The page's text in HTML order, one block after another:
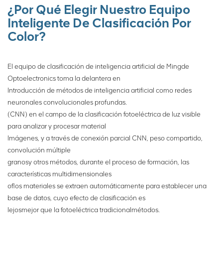
la historia del uso del tipo
tolva para clasificar arena
en nuestro país, y está
destinado a promover el
procesamiento de
minerales de nuestro país.
¿Por Qué Elegir Nuestro Equipo
Inteligente De Clasificación Por
Color?
El equipo de clasificación de inteligencia artificial de Mingde
Optoelectronics toma la delantera en
Introducción de métodos de inteligencia artificial como redes
neuronales convolucionales profundas.
(CNN) en el campo de la clasificación fotoeléctrica de luz visible
para analizar y procesar material
Imágenes, y a través de conexión parcial CNN, peso compartido,
convolución múltiple
granosy otros métodos, durante el proceso de formación, las
características multidimensionales
oflos materiales se extraen automáticamente para establecer una
base de datos, cuyo efecto de clasificación es
lejosmejor que la fotoeléctrica tradicionalmétodos.